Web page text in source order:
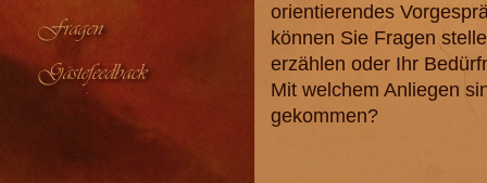
Fragen
Gästefeedback
orientierendes
können Sie Fragen
erzählen oder Ihr
Mit welchem Anliegen
gekommen?